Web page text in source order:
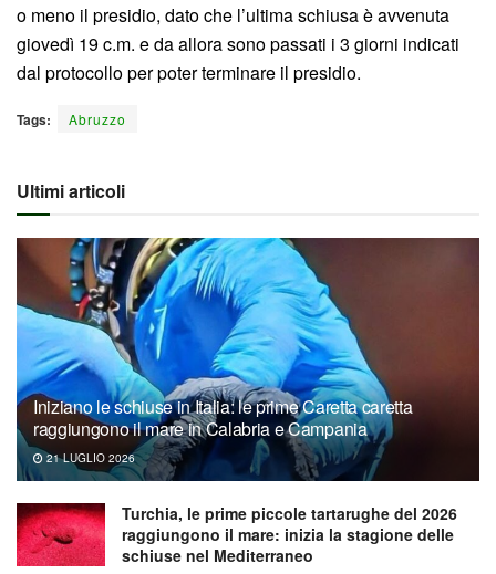
o meno il presidio, dato che l’ultima schiusa è avvenuta
giovedì 19 c.m. e da allora sono passati i 3 giorni indicati
dal protocollo per poter terminare il presidio.
Tags: Abruzzo
Ultimi articoli
Iniziano le schiuse in Italia: le prime Caretta caretta
raggiungono il mare in Calabria e Campania
21 LUGLIO 2026
Turchia, le prime piccole tartarughe del 2026
raggiungono il mare: inizia la stagione delle
schiuse nel Mediterraneo